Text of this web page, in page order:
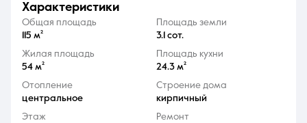
8 (861) 297-00-00
Ежедневно с 08:30 до 20:00
характеристики
Общая площадь
115 м²
Площадь земли
3.1 сот.
Жилая площадь
54 м²
Площадь кухни
24.3 м²
Отопление
центральное
Строение дома
кирпичный
Этаж
Ремонт